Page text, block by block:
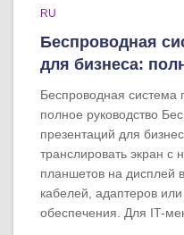
RU
Беспроводная
для бизнеса:
Беспроводная система
полное руководство
презентаций для
транслировать экран с
планшетов на дисплей
кабелей, адаптеров
обеспечения. Для IT-